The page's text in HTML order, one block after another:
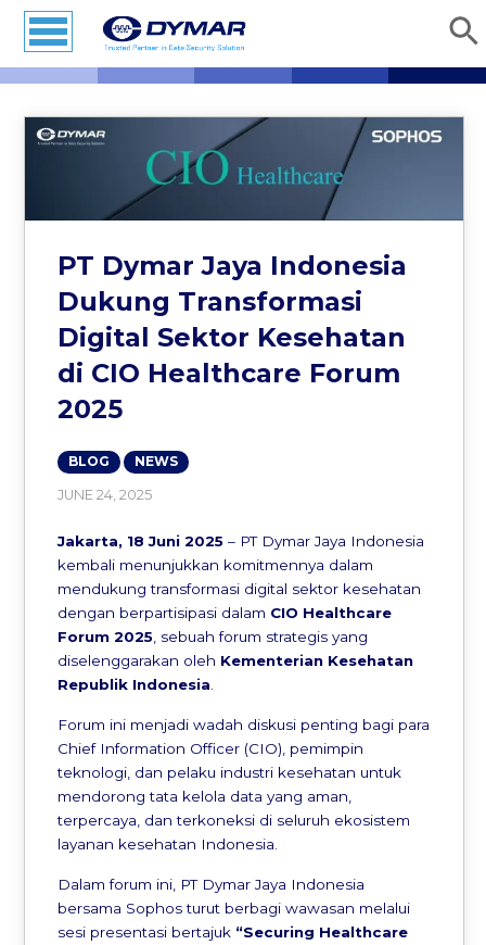
PT Dymar Jaya Indonesia
Dukung Transformasi
Digital Sektor Kesehatan
di CIO Healthcare Forum
2025
BLOG NEWS
JUNE 24, 2025
Jakarta, 18 Juni 2025 – PT Dymar Jaya Indonesia
kembali menunjukkan komitmennya dalam
mendukung transformasi digital sektor kesehatan
dengan berpartisipasi dalam CIO Healthcare
Forum 2025 , sebuah forum strategis yang
diselenggarakan oleh Kementerian Kesehatan
Republik Indonesia
Forum ini menjadi wadah diskusi penting bagi para
Chief Information Officer (CIO), pemimpin
teknologi, dan pelaku industri kesehatan untuk
mendorong tata kelola data yang aman,
terpercaya, dan terkoneksi di seluruh ekosistem
layanan kesehatan Indonesia.
Dalam forum ini, PT Dymar Jaya Indonesia
bersama Sophos turut berbagi wawasan melalui
sesi presentasi bertajuk “Securing Healthcare